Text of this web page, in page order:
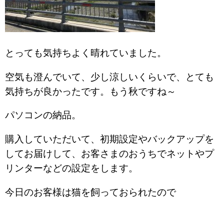
とっても気持ちよく晴れていました。
空気も澄んでいて、少し涼しいくらいで、とても
気持ちが良かったです。もう秋ですね～
パソコンの納品。
購入していただいて、初期設定やバックアップを
してお届けして、お客さまのおうちでネットやプ
リンターなどの設定をします。
今日のお客様は猫を飼っておられたので